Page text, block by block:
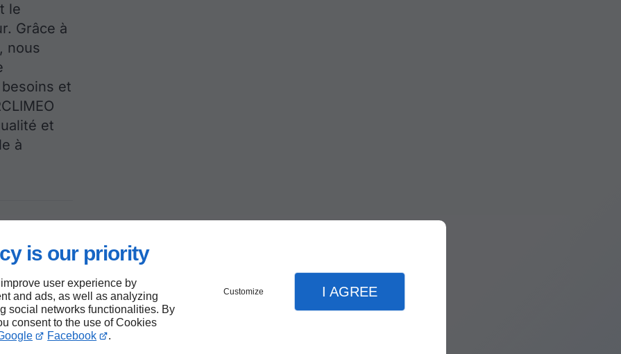
is our priority
user experience by
and ads, as well as analyzing
social networks functionalities. By
consent to the use of Cookies
Facebook .
Customize I AGREE
le
Grâce à
nous
et
et
à
de